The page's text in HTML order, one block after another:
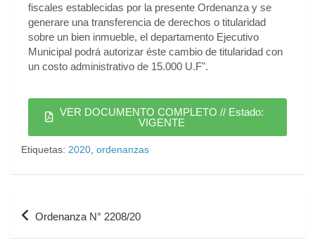
fiscales establecidas por la presente Ordenanza y se
generare una transferencia de derechos o titularidad
sobre un bien inmueble, el departamento Ejecutivo
Municipal podrá autorizar éste cambio de titularidad con
un costo administrativo de 15.000 U.F".
VER DOCUMENTO COMPLETO // Estado:
VIGENTE
Etiquetas: 2020 ordenanzas
Ordenanza N° 2208/20